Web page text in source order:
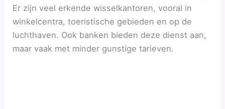
Er zijn veel erkende wisselkantoren, vooral in
winkelcentra, toeristische gebieden en op de
luchthaven. Ook banken bieden deze dienst aan,
maar vaak met minder gunstige tarieven.